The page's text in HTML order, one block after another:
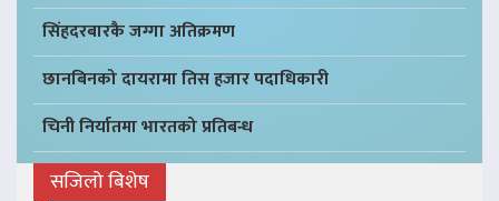
सिंहदरबारकै जग्गा अतिक्रमण
छानबिनको दायरामा तिस हजार पदाधिकारी
चिनी निर्यातमा भारतको प्रतिबन्ध
सजिलो बिशेष